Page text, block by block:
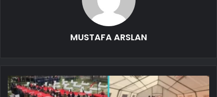
MUSTAFA ARSLAN